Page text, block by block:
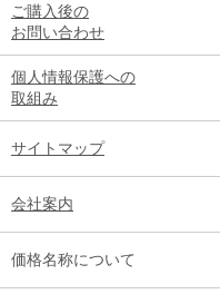
ご購入後の
お問い合わせ
個人情報保護への
取組み
サイトマップ
会社案内
価格名称について